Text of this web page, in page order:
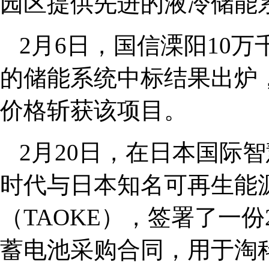
2月6日，国信溧阳10万
的储能系统中标结果出炉
价格斩获该项目。
2月20日，在日本国际
时代与日本知名可再生
（TAOKE），签署了一
蓄电池采购合同，用于淘